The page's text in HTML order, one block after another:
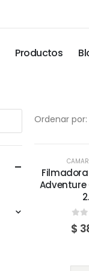
Productos
Ordenar por:
Adventure
0
$